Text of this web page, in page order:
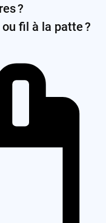
?
fil à la patte ?